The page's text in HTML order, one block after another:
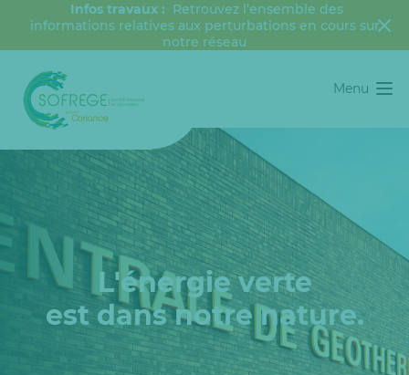
Infos travaux : Retrouvez l’ensemble des
informations relatives aux perturbations en cours sur
notre réseau
Menu
L'énergie verte
est dans notre nature.